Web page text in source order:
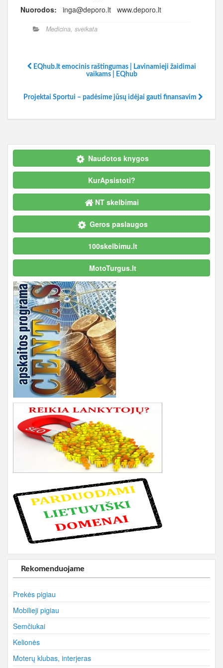
Nuorodos: inga@deporo.lt www.deporo.lt
Medicina, sveikata
EQhub.lt emocinis raštingumas | Lavinamieji žaidimai
vaikams | EQhub
Projektai Sportui – padėsime jūsų idėjai gauti finansavim
Naudotos knygos
KurApsistoti?
NT skelbimai
Geros paslaugos
100skelbimu.lt
MotoTurgus.lt
Rekomenduojame
Prekės pigiau
Mobilieji pigiau
Semčiukai
Kelionės
Moterų klubas, interjeras